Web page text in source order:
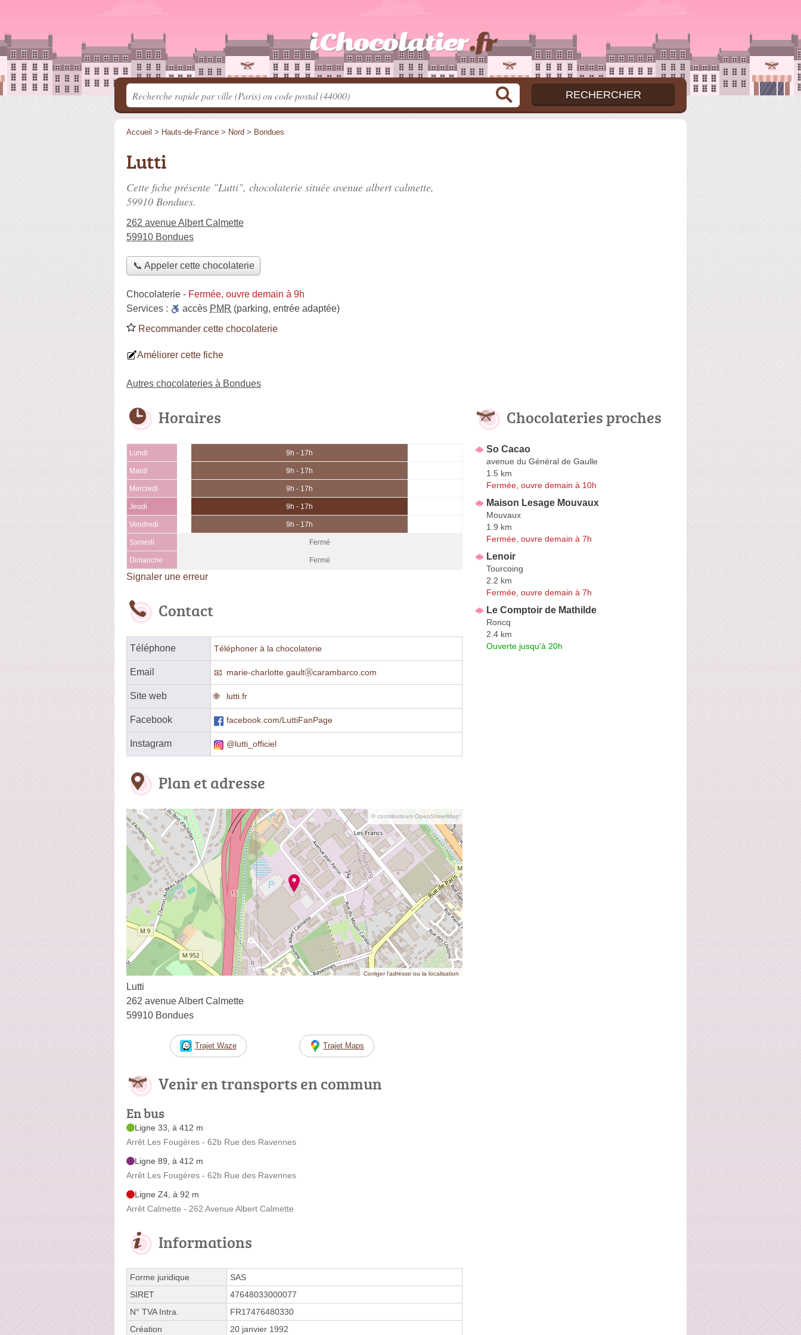
Accueil > Hauts-de-France > Nord > Bondues
Lutti
Cette fiche présente "Lutti", chocolaterie située avenue albert calmette,
59910 Bondues.
262 avenue Albert Calmette
59910 Bondues
📞 Appeler cette chocolaterie
Chocolaterie - Fermée, ouvre demain à 9h
Services :
accès PMR (parking, entrée adaptée)
Recommander cette chocolaterie
Améliorer cette fiche
Autres chocolateries à Bondues
Horaires
Lundi 9h - 17h
Mardi 9h - 17h
Mercredi 9h - 17h
Jeudi 9h - 17h
Vendredi 9h - 17h
Samedi Fermé
Dimanche Fermé
Signaler une erreur
Contact
Téléphone Téléphoner à la chocolaterie
Email marie-charlotte.gaultⓐcarambarco.com
Site web lutti.fr
Facebook facebook.com/LuttiFanPage
Instagram @lutti_officiel
Plan et adresse
© contributeurs OpenStreetMap
Corriger l’adresse ou la localisation
Lutti
262 avenue Albert Calmette
59910 Bondues
Trajet Waze Trajet Maps
Venir en transports en commun
En bus
Ligne 33, à 412 m
Arrêt Les Fougères - 62b Rue des Ravennes
Ligne 89, à 412 m
Arrêt Les Fougères - 62b Rue des Ravennes
Ligne Z4, à 92 m
Arrêt Calmette - 262 Avenue Albert Calmette
Informations
Forme juridique
SAS
SIRET
47648033000077
N° TVA Intra.
FR17476480330
Création
20 janvier 1992
Chocolateries proches
So Cacao
avenue du Général de Gaulle
1.5 km
Fermée, ouvre demain à 10h
Maison Lesage Mouvaux
Mouvaux
1.9 km
Fermée, ouvre demain à 7h
Lenoir
Tourcoing
2.2 km
Fermée, ouvre demain à 7h
Le Comptoir de Mathilde
Roncq
2.4 km
Ouverte jusqu'à 20h